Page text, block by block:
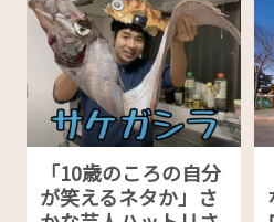
「10歳のころの自分
が笑えるネタか」さ